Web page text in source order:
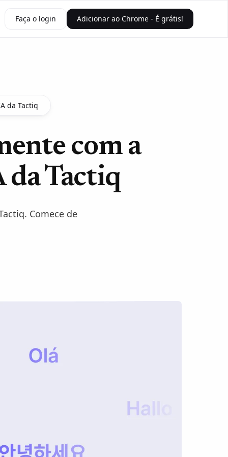
Faça o login Adicionar ao Chrome - É grátis!
da Tactiq
com a
da Tactiq
Comece de